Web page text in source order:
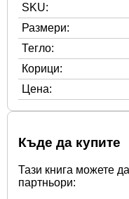
SKU:
Размери:
Тегло:
Корици:
Цена:
Къде да купите
Тази книга можете
партньори: